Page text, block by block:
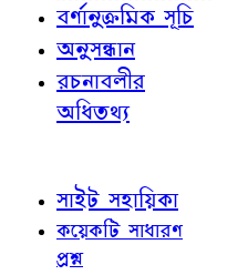
বর্ণানুক্রমিক সূচি
অনুসন্ধান
রচনাবলীর
অধিতথ্য
সাইট সহায়িকা
কয়েকটি সাধারণ
প্রশ্ন